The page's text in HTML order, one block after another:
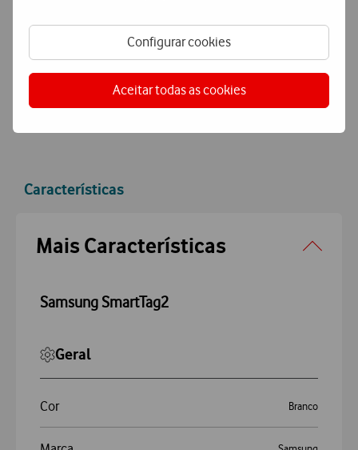
Configurar cookies
Aceitar todas as cookies
Pagamentosimples e seguro
Pague de forma segura com MBWay ou Cartão de Crédito.
Características
Accordeon
Mais Características
Samsung SmartTag2
Geral
Cor Branco